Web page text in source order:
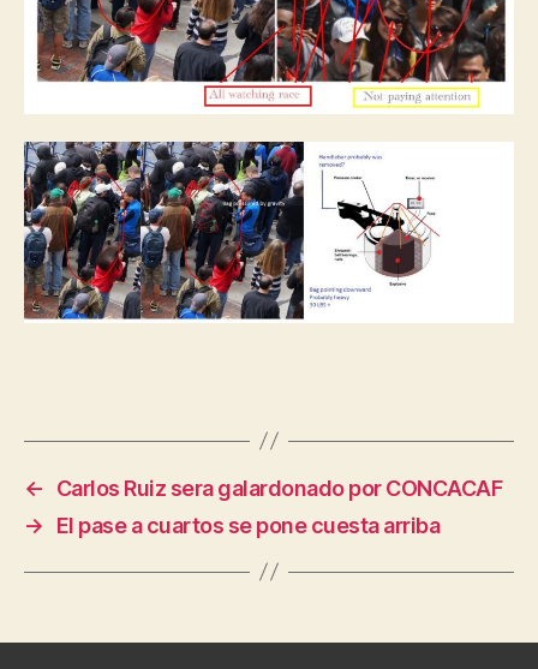
←
Carlos Ruiz sera galardonado por CONCACAF
→
El pase a cuartos se pone cuesta arriba